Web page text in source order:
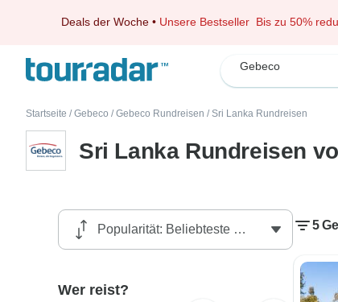
Deals der Woche • Unsere Bestseller Bis zu 50%
Gebeco
Startseite / Gebeco / Gebeco Rundreisen / Sri Lanka Rundreisen
Sri Lanka Rundreisen
5
Wer reist?